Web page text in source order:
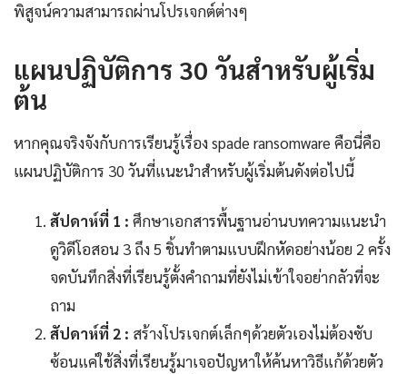
พิสูจน์ความสามารถผ่านโปรเจกต์ต่างๆ
แผนปฏิบัติการ 30 วันสำหรับผู้เริ่ม
ต้น
หากคุณจริงจังกับการเรียนรู้เรื่อง spade ransomware คือนี่คือ
แผนปฏิบัติการ 30 วันที่แนะนำสำหรับผู้เริ่มต้นดังต่อไปนี้
สัปดาห์ที่ 1 : ศึกษาเอกสารพื้นฐานอ่านบทความแนะนำ
ดูวิดีโอสอน 3 ถึง 5 ชิ้นทำตามแบบฝึกหัดอย่างน้อย 2 ครั้ง
จดบันทึกสิ่งที่เรียนรู้ตั้งคำถามที่ยังไม่เข้าใจอย่ากลัวที่จะ
ถาม
สัปดาห์ที่ 2 : สร้างโปรเจกต์เล็กๆด้วยตัวเองไม่ต้องซับ
ซ้อนแค่ใช้สิ่งที่เรียนรู้มาเจอปัญหาให้ค้นหาวิธีแก้ด้วยตัว